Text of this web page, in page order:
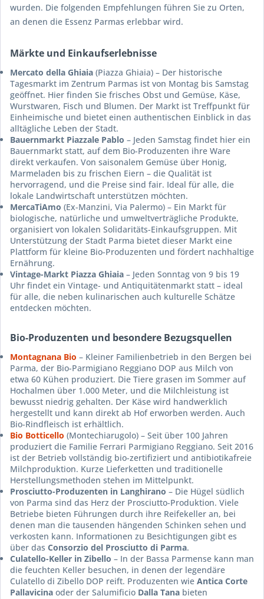
wurden. Die folgenden Empfehlungen führen Sie zu Orten,
an denen die Essenz Parmas erlebbar wird.
Märkte und Einkaufserlebnisse
Mercato della Ghiaia (Piazza Ghiaia) – Der historische
Tagesmarkt im Zentrum Parmas ist von Montag bis Samstag
geöffnet. Hier finden Sie frisches Obst und Gemüse, Käse,
Wurstwaren, Fisch und Blumen. Der Markt ist Treffpunkt für
Einheimische und bietet einen authentischen Einblick in das
alltägliche Leben der Stadt.
Bauernmarkt Piazzale Pablo – Jeden Samstag findet hier ein
Bauernmarkt statt, auf dem Bio-Produzenten ihre Ware
direkt verkaufen. Von saisonalem Gemüse über Honig,
Marmeladen bis zu frischen Eiern – die Qualität ist
hervorragend, und die Preise sind fair. Ideal für alle, die
lokale Landwirtschaft unterstützen möchten.
MercaTiAmo (Ex-Manzini, Via Palermo) – Ein Markt für
biologische, natürliche und umweltverträgliche Produkte,
organisiert von lokalen Solidaritäts-Einkaufsgruppen. Mit
Unterstützung der Stadt Parma bietet dieser Markt eine
Plattform für kleine Bio-Produzenten und fördert nachhaltige
Ernährung.
Vintage-Markt Piazza Ghiaia – Jeden Sonntag von 9 bis 19
Uhr findet ein Vintage- und Antiquitätenmarkt statt – ideal
für alle, die neben kulinarischen auch kulturelle Schätze
entdecken möchten.
Bio-Produzenten und besondere Bezugsquellen
Montagnana Bio – Kleiner Familienbetrieb in den Bergen bei
Parma, der Bio-Parmigiano Reggiano DOP aus Milch von
etwa 60 Kühen produziert. Die Tiere grasen im Sommer auf
Hochalmen über 1.000 Meter, und die Milchleistung ist
bewusst niedrig gehalten. Der Käse wird handwerklich
hergestellt und kann direkt ab Hof erworben werden. Auch
Bio-Rindfleisch ist erhältlich.
Bio Botticello (Montechiarugolo) – Seit über 100 Jahren
produziert die Familie Ferrari Parmigiano Reggiano. Seit 2016
ist der Betrieb vollständig bio-zertifiziert und antibiotikafreie
Milchproduktion. Kurze Lieferketten und traditionelle
Herstellungsmethoden stehen im Mittelpunkt.
Prosciutto-Produzenten in Langhirano – Die Hügel südlich
von Parma sind das Herz der Prosciutto-Produktion. Viele
Betriebe bieten Führungen durch ihre Reifekeller an, bei
denen man die tausenden hängenden Schinken sehen und
verkosten kann. Informationen zu Besichtigungen gibt es
über das Consorzio del Prosciutto di Parma.
Culatello-Keller in Zibello – In der Bassa Parmense kann man
die feuchten Keller besuchen, in denen der legendäre
Culatello di Zibello DOP reift. Produzenten wie Antica Corte
Pallavicina oder der Salumificio Dalla Tana bieten